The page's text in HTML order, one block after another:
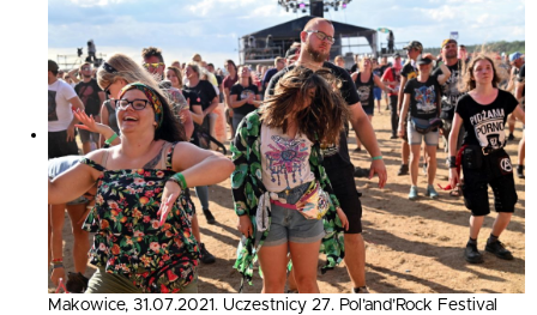
Makowice, 31.07.2021. Uczestnicy 27. Pol’and’Rock Festival